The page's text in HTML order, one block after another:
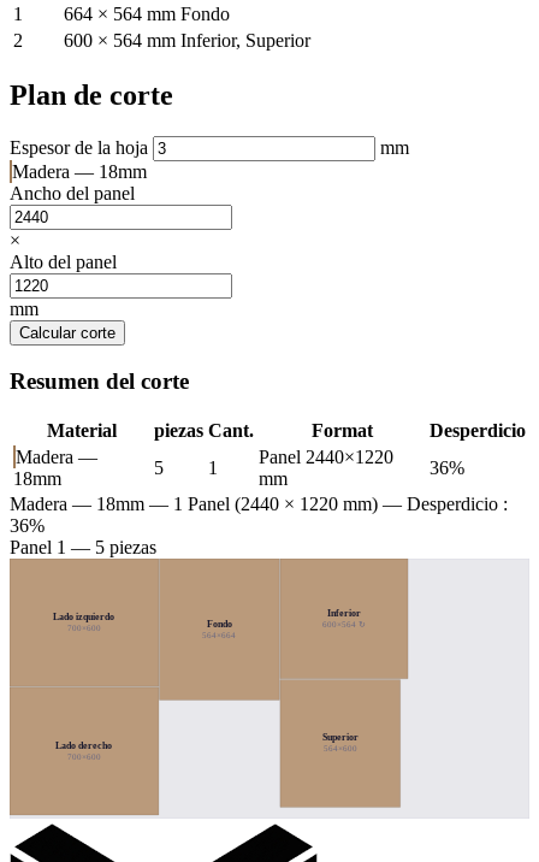
1
664 × 564 mm Fondo
2
600 × 564 mm Inferior, Superior
Plan de corte
Espesor de la hoja
mm
Madera — 18mm
Ancho del panel
×
Alto del panel
mm
Calcular corte
Resumen del corte
Material piezas Cant. Format
Desperdicio
Madera —
18mm
5 1
Panel 2440×1220
mm
36%
Madera — 18mm — 1 Panel (2440 × 1220 mm) — Desperdicio :
36%
Panel 1 — 5 piezas
Lado izquierdo
700×600
Lado derecho
700×600
Fondo
564×664
Inferior
600×564 ↻
Superior
564×600